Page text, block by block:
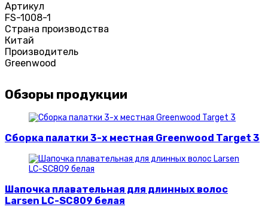
Артикул
FS-1008-1
Страна производства
Китай
Производитель
Greenwood
Обзоры продукции
Сборка палатки 3-х местная Greenwood Target 3
Шапочка плавательная для длинных волос
Larsen LC-SC809 белая